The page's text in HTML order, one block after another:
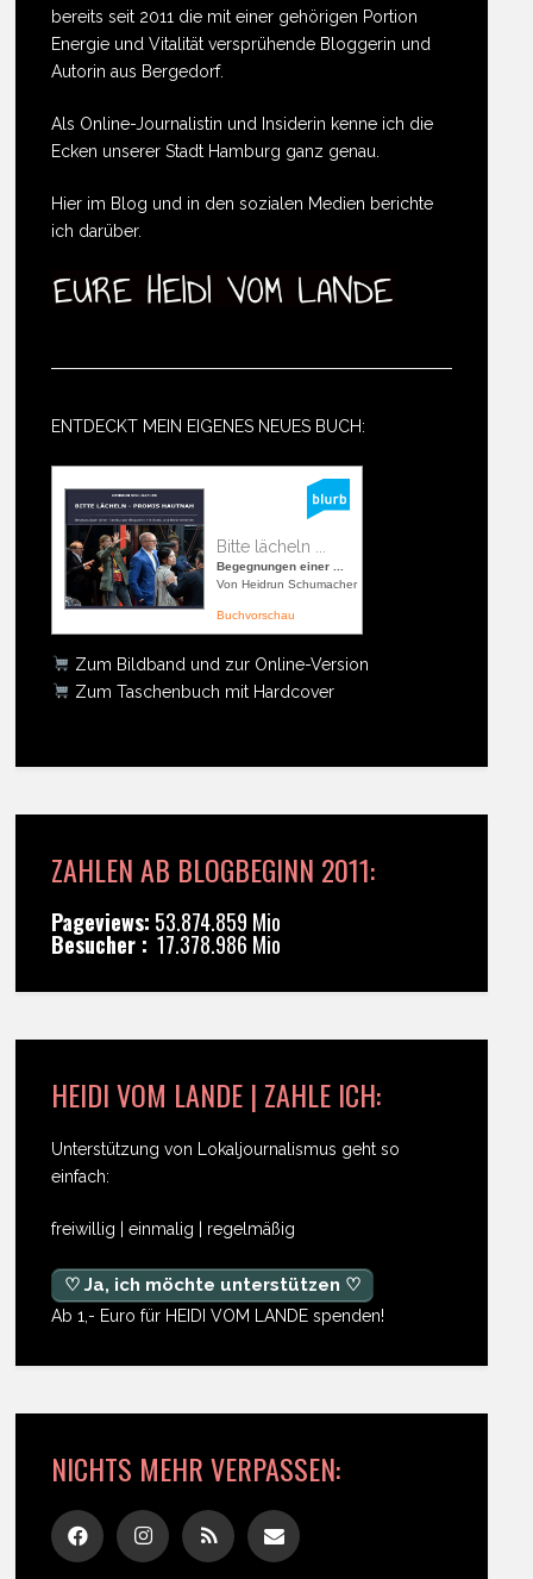
bereits seit 2011 die mit einer gehörigen Portion
Energie und Vitalität versprühende Bloggerin und
Autorin aus Bergedorf.
Als Online-Journalistin und Insiderin kenne ich die
Ecken unserer Stadt Hamburg ganz genau.
Hier im Blog und in den sozialen Medien berichte
ich darüber.
ENTDECKT MEIN EIGENES NEUES BUCH:
Bitte lächeln ...
Begegnungen einer ...
Von Heidrun Schumacher
Buchvorschau
Zum Bildband und zur Online-Version
Zum Taschenbuch mit Hardcover
ZAHLEN AB BLOGBEGINN 2011:
Pageviews: 53.874.859 Mio
Besucher : 17.378.986 Mio
HEIDI VOM LANDE | ZAHLE ICH:
Unterstützung von Lokaljournalismus geht so
einfach:
freiwillig | einmalig | regelmäßig
♡ Ja, ich möchte unterstützen ♡
Ab 1,- Euro für HEIDI VOM LANDE spenden!
NICHTS MEHR VERPASSEN: